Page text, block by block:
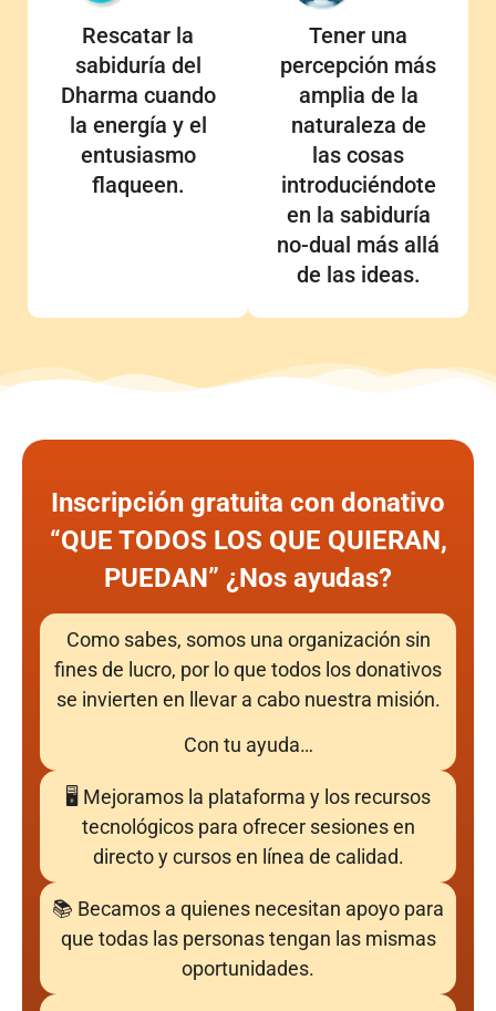
Rescatar la
sabiduría del
Dharma cuando
la energía y el
entusiasmo
flaqueen.
Tener una
percepción más
amplia de la
naturaleza de
las cosas
introduciéndote
en la sabiduría
no-dual más allá
de las ideas.
Inscripción gratuita con donativo
“QUE TODOS LOS QUE QUIERAN,
PUEDAN” ¿Nos ayudas?
Como sabes, somos una organización sin
fines de lucro, por lo que todos los donativos
se invierten en llevar a cabo nuestra misión.
Con tu ayuda…
🖥 Mejoramos la plataforma y los recursos
tecnológicos para ofrecer sesiones en
directo y cursos en línea de calidad.
📚 Becamos a quienes necesitan apoyo para
que todas las personas tengan las mismas
oportunidades.